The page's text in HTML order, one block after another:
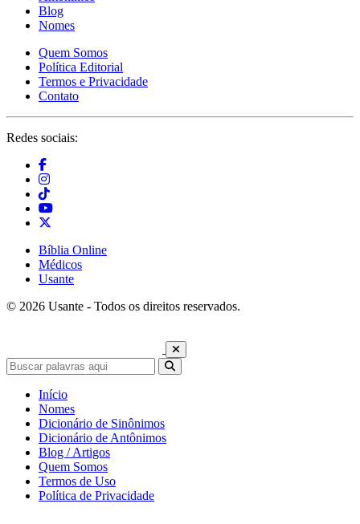
Blog
Nomes
Quem Somos
Política Editorial
Termos e Privacidade
Contato
Redes sociais:
Bíblia Online
Médicos
Usante
© 2026 Usante - Todos os direitos reservados.
Início
Nomes
Dicionário de Sinônimos
Dicionário de Antônimos
Blog / Artigos
Quem Somos
Termos de Uso
Política de Privacidade